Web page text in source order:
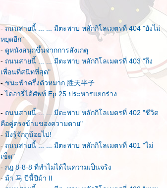
-ถนนสายนี้ ... ... มีตะพาบ หลักกิโลเมตรที่ 404 "ยังไม่
หยุดอีก"
- ดูหนังสนุกขึ้นจากการสังเกตุ
- ถนนสายนี้ ... ... มีตะพาบ หลักกิโลเมตรที่ 403 "ถึง
เพื่อนที่สนิทที่สุด"
- ชนะฟ้าครึ่งตัวหมาก 胜天半子
-ไดอารี่ได้ศัพท์ Ep.25 ประหารแยกร่าง
- ถนนสายนี้ ... ... มีตะพาบ หลักกิโลเมตรที่ 402 "ชีวิต
คือคู่ตรงข้ามของความตาย"
- มึงรู้จักกูน้อยไป!
-ถนนสายนี้ ... ... มีตะพาบ หลักกิโลเมตรที่ 401 "ไม่
เข็ด"
- กฎ 8-8-8 ที่ทำไม่ได้ในความเป็นจริง
-ม้า 马 ปีนี้ปีม้า II